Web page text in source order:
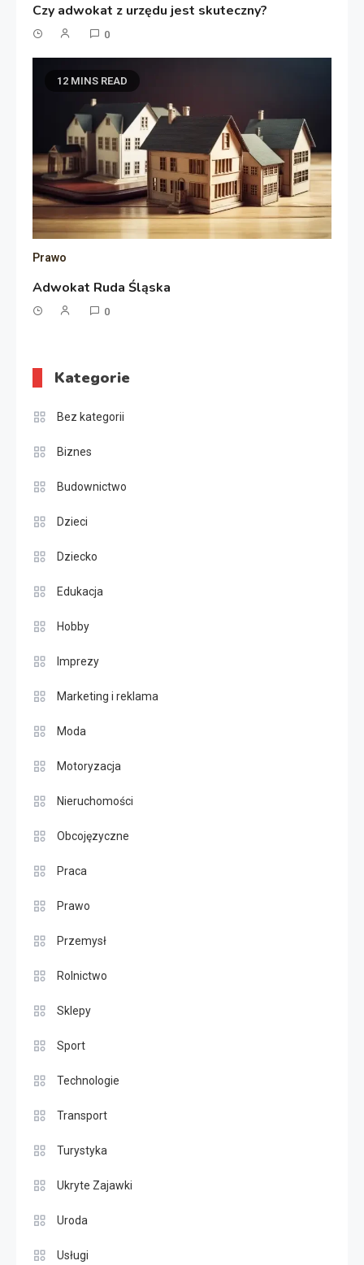
Czy adwokat z urzędu jest skuteczny?
0
12 MINS READ
Prawo
Adwokat Ruda Śląska
0
Kategorie
Bez kategorii
Biznes
Budownictwo
Dzieci
Dziecko
Edukacja
Hobby
Imprezy
Marketing i reklama
Moda
Motoryzacja
Nieruchomości
Obcojęzyczne
Praca
Prawo
Przemysł
Rolnictwo
Sklepy
Sport
Technologie
Transport
Turystyka
Ukryte Zajawki
Uroda
Usługi